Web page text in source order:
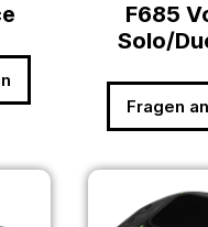
F685
Solo/
Fragen